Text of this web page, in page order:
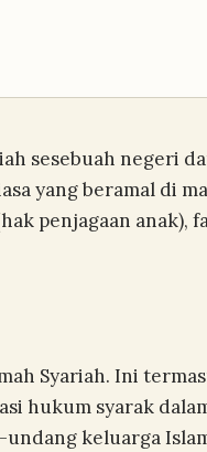
sesebuah negeri
yang beramal di
penjagaan anak),
Syariah. Ini
hukum syarak
keluarga